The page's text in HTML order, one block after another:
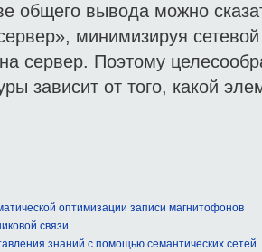
общего вывода можно
минимизируя
на сервер. Поэтому
зависит от того, какой
оптимизации записи магнитофонов
связи
знаний с помощью семантических сетей